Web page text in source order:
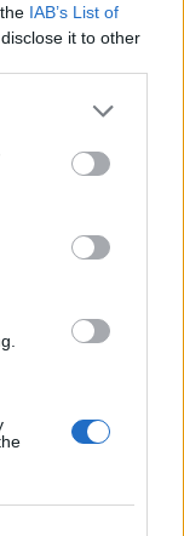
IAB’s List of
it to other
ηλεκτροδότηση
Πολιτικής